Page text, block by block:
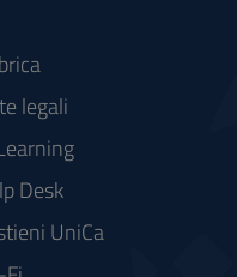
legali
Desk
UniCa